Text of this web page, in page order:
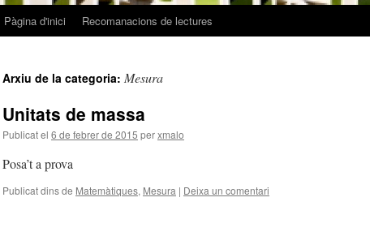
Vés
contingut
Pàgina d'inici Recomanacions de lectures
Arxiu de la categoria: Mesura
Unitats de massa
Publicat el 6 de febrer de 2015 perxmalo
Posa’t a prova
Publicat dins de Matemàtiques, Mesura | Deixa un comentari